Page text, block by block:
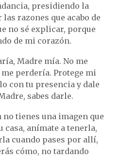
presidiendo la
razones que acabo de
no sé explicar, porque
de mi corazón.
Madre mía. No me
perdería. Protege mi
con tu presencia y dale
sabes darle.
no tienes una imagen que
casa, anímate a tenerla,
cuando pases por allí,
cómo, no tardando